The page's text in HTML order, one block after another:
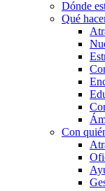
Dónde
Qué
Con